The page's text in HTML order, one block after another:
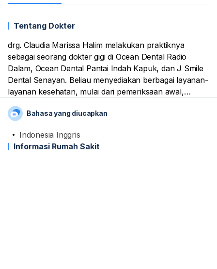
Tentang Dokter
drg. Claudia Marissa Halim melakukan praktiknya
sebagai seorang dokter gigi di Ocean Dental Radio
Dalam, Ocean Dental Pantai Indah Kapuk, dan J Smile
Dental Senayan. Beliau menyediakan berbagai layanan-
layanan kesehatan, mulai dari pemeriksaan awal,
konsultasi, pemberian resep obat, hingga pelaksanaan
prosedur medis untuk menangani permasalahan
pasien.
Bahasa yang diucapkan
Indonesia Inggris
Informasi Rumah Sakit